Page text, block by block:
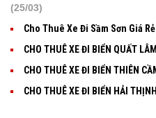
(25/03)
Cho Thuê Xe Đi Sầm Sơn Giá Rẻ
CHO THUÊ XE ĐI BIỂN QUẤT
CHO THUÊ XE ĐI BIỂN THIÊN
CHO THUÊ XE ĐI BIỂN HẢI